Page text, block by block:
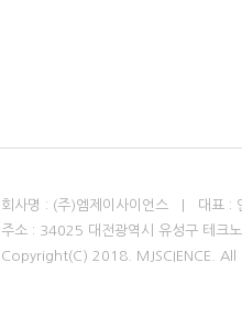
회사명 : (주)엠제이사이언스 | 대
주소 : 34025 대전광역시 유성구 테
Copyright(C) 2018. MJSCIENCE. All